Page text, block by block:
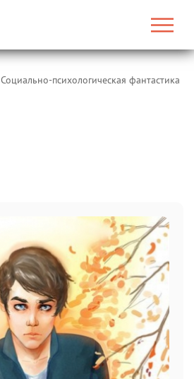
Социально-психологическая фантастика